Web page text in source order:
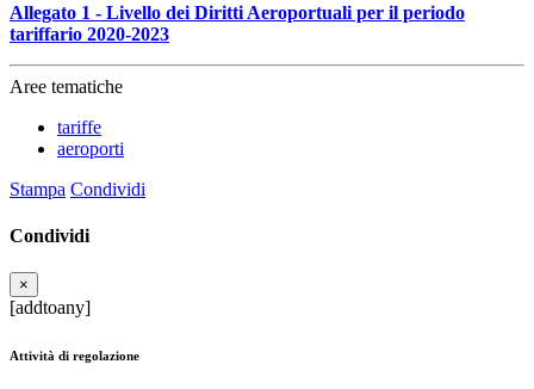
Allegato 1 - Livello dei Diritti Aeroportuali per il periodo
tariffario 2020-2023
Aree tematiche
tariffe
aeroporti
Stampa Condividi
Condividi
×
[addtoany]
Attività di regolazione